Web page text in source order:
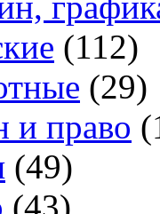
(112)
(29)
и право
(49)